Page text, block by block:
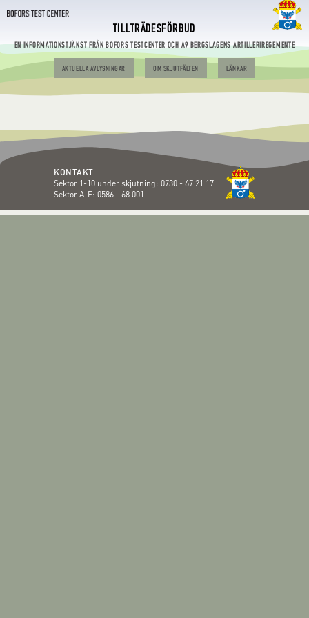
TILLTRÄDESFÖRBUD
EN INFORMATIONSTJÄNST FRÅN BOFORS TESTCENTER OCH A9 BERGSLAGENS ARTILLERIREGEMENTE
AKTUELLA AVLYSNINGAR OM SKJUTFÄLTEN LÄNKAR
KONTAKT
Sektor 1-10 under skjutning: 0730 - 67 21 17
Sektor A-E: 0586 - 68 001